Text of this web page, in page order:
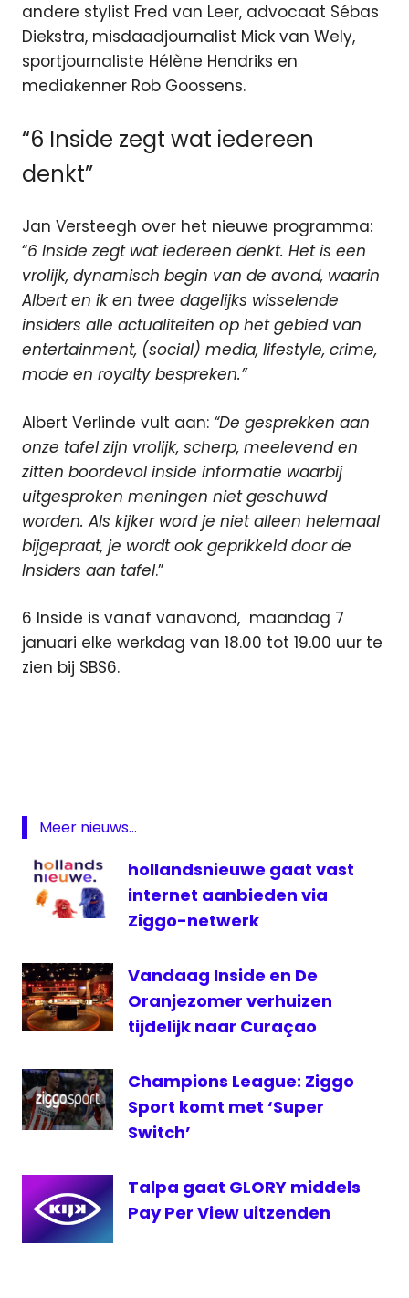
andere stylist Fred van Leer, advocaat Sébas
Diekstra, misdaadjournalist Mick van Wely,
sportjournaliste Hélène Hendriks en
mediakenner Rob Goossens.
“6 Inside zegt wat iedereen
denkt”
Jan Versteegh over het nieuwe programma:
“6 Inside zegt wat iedereen denkt. Het is een
vrolijk, dynamisch begin van de avond, waarin
Albert en ik en twee dagelijks wisselende
insiders alle actualiteiten op het gebied van
entertainment, (social) media, lifestyle, crime,
mode en royalty bespreken.”
Albert Verlinde vult aan: “De gesprekken aan
onze tafel zijn vrolijk, scherp, meelevend en
zitten boordevol inside informatie waarbij
uitgesproken meningen niet geschuwd
worden. Als kijker word je niet alleen helemaal
bijgepraat, je wordt ook geprikkeld door de
Insiders aan tafel.”
6 Inside is vanaf vanavond, maandag 7
januari elke werkdag van 18.00 tot 19.00 uur te
zien bij SBS6.
Versteegh
sbs6
Talpa
Meer nieuws...
hollandsnieuwe gaat vast
internet aanbieden via
Ziggo-netwerk
Vandaag Inside en De
Oranjezomer verhuizen
tijdelijk naar Curaçao
Champions League: Ziggo
Sport komt met ‘Super
Switch’
Talpa gaat GLORY middels
Pay Per View uitzenden